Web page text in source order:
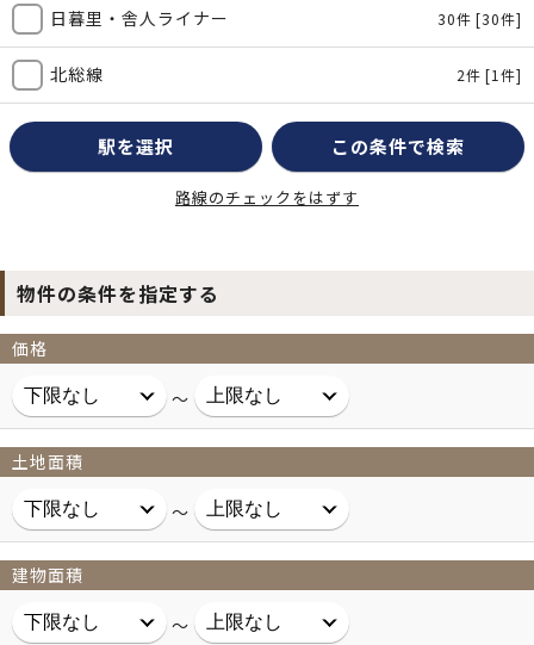
日暮里・舎人ライナー 30件 [30件]
北総線 2件 [1件]
駅を選択 この条件で検索
路線のチェックをはずす
物件の条件を指定する
価格
～
土地面積
～
建物面積
～